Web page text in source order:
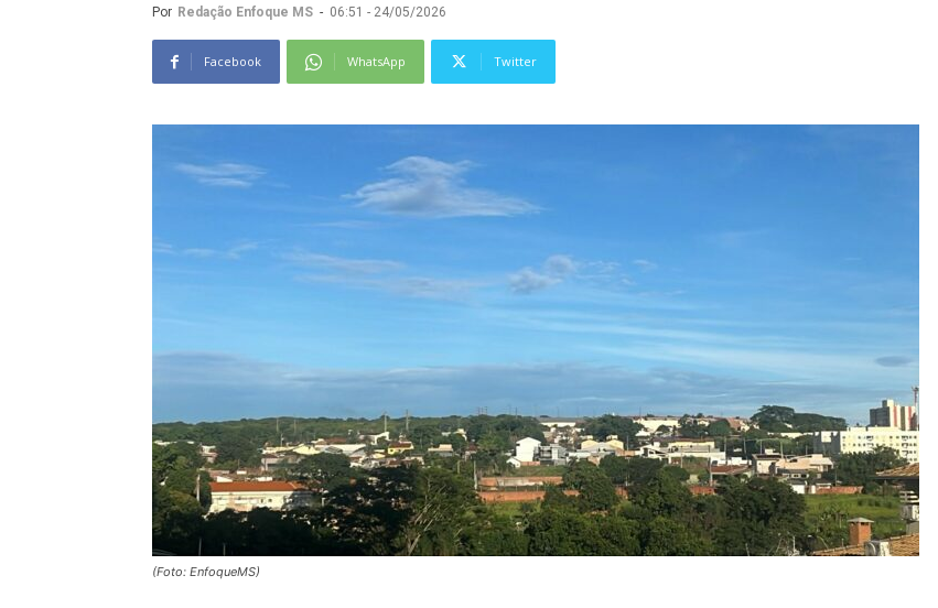
Por Redação Enfoque MS - 06:51 - 24/05/2026
Facebook WhatsApp Twitter
(Foto: EnfoqueMS)